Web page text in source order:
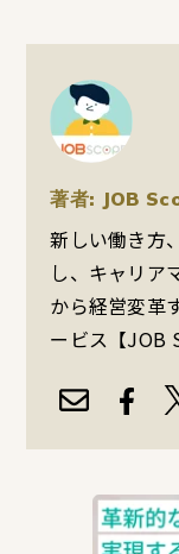
著者: JOB
新しい働き方
し、キャリア
から経営変革
ービス【JOB